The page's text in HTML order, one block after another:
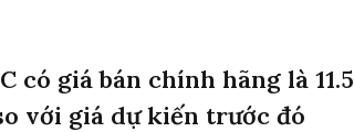
có giá bán chính hãng là 11.5
với giá dự kiến trước đó